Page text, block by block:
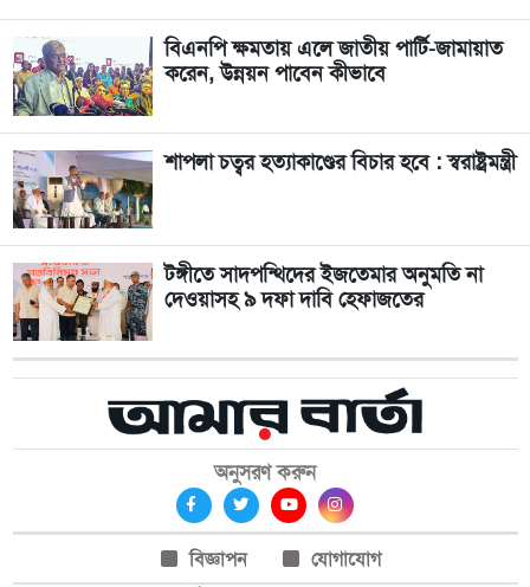
বিএনপি ক্ষমতায় এলে জাতীয় পার্টি-জামায়াত
করেন, উন্নয়ন পাবেন কীভাবে
শাপলা চত্বর হত্যাকাণ্ডের বিচার হবে : স্বরাষ্ট্রমন্ত্রী
টঙ্গীতে সাদপন্থিদের ইজতেমার অনুমতি না
দেওয়াসহ ৯ দফা দাবি হেফাজতের
অনুসরণ করুন
বিজ্ঞাপন
যোগাযোগ